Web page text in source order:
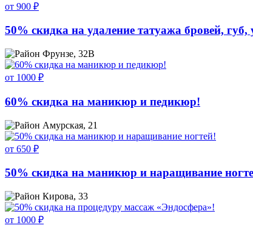
от 900 ₽
50% скидка на удаление татуажа бровей,
Фрунзе, 32В
от 1000 ₽
60% скидка на маникюр и педикюр!
Амурская, 21
от 650 ₽
50% скидка на маникюр и наращивание
Кирова, 33
от 1000 ₽